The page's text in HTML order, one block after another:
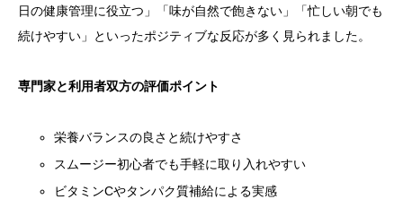
日の健康管理に役立つ」「味が自然で飽きない」「忙しい朝でも
続けやすい」といったポジティブな反応が多く見られました。
専門家と利用者双方の評価ポイント
栄養バランスの良さと続けやすさ
スムージー初心者でも手軽に取り入れやすい
ビタミンCやタンパク質補給による実感